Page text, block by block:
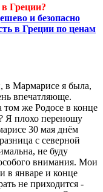
Греции?
и безопасно
в Греции по ценам
в Мармарисе я была,
впечатляюще.
же Родосе в конце
Я плохо переношу
30 мая днём
с северной
не буду
внимания. Мои
в январе и конце
не приходится -